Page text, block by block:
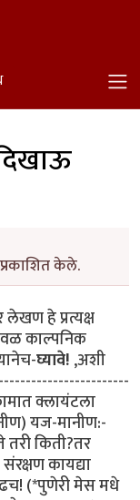
केले.
हे प्रत्यक्ष
काल्पनिक
घ्यावे!,अशी
क्लायंटला
यज-मानीण:-
तरी किती?तर
कायद्या
(*पुणेरी मेस मधे